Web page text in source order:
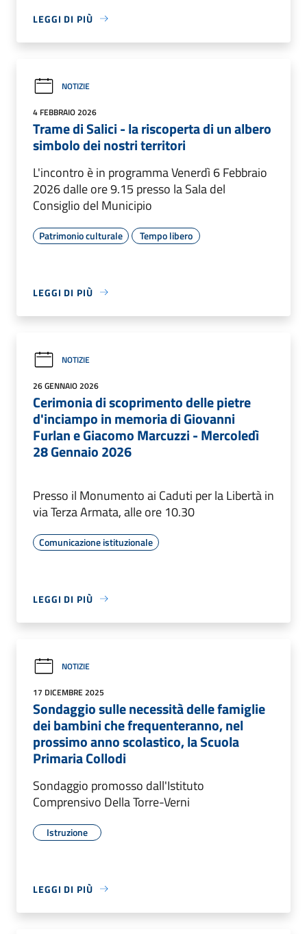
LEGGI DI PIÙ
NOTIZIE
4 FEBBRAIO 2026
Trame di Salici - la riscoperta di un albero
simbolo dei nostri territori
L'incontro è in programma Venerdì 6 Febbraio
2026 dalle ore 9.15 presso la Sala del
Consiglio del Municipio
Patrimonio culturale Tempo libero
LEGGI DI PIÙ
NOTIZIE
26 GENNAIO 2026
Cerimonia di scoprimento delle pietre
d'inciampo in memoria di Giovanni
Furlan e Giacomo Marcuzzi - Mercoledì
28 Gennaio 2026
Presso il Monumento ai Caduti per la Libertà in
via Terza Armata, alle ore 10.30
Comunicazione istituzionale
LEGGI DI PIÙ
NOTIZIE
17 DICEMBRE 2025
Sondaggio sulle necessità delle famiglie
dei bambini che frequenteranno, nel
prossimo anno scolastico, la Scuola
Primaria Collodi
Sondaggio promosso dall'Istituto
Comprensivo Della Torre-Verni
Istruzione
LEGGI DI PIÙ